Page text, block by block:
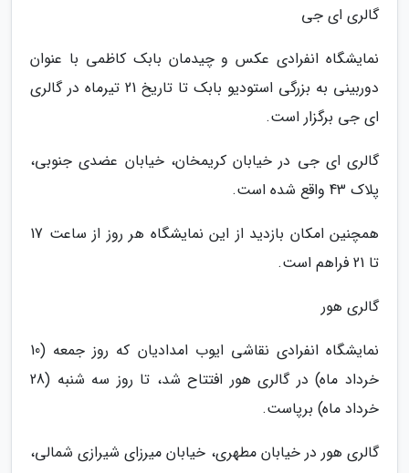
گالری ای جی
نمایشگاه انفرادی عکس و چیدمان بابک کاظمی با عنوان
دوربینی به بزرگی استودیو بابک تا تاریخ 21 تیرماه در گالری
ای جی برگزار است.
گالری ای جی در خیابان کریمخان، خیابان عضدی جنوبی،
پلاک 43 واقع شده است.
همچنین امکان بازدید از این نمایشگاه هر روز از ساعت 17
تا 21 فراهم است.
گالری هور
نمایشگاه انفرادی نقاشی ایوب امدادیان که روز جمعه (10
خرداد ماه) در گالری هور افتتاح شد، تا روز سه شنبه (28
خرداد ماه) برپاست.
گالری هور در خیابان مطهری، خیابان میرزای شیرازی شمالی،